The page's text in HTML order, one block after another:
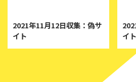
2021年11月12日収集：偽サ
イト
イ